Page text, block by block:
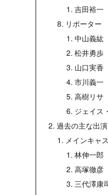
吉田裕一
リポーター
中山義紘
松井勇歩
山口実香
市川義一
高樹リサ
ジェイス
過去の主な出
メインキャ
林伸一郎
高塚徹彦
三代澤康